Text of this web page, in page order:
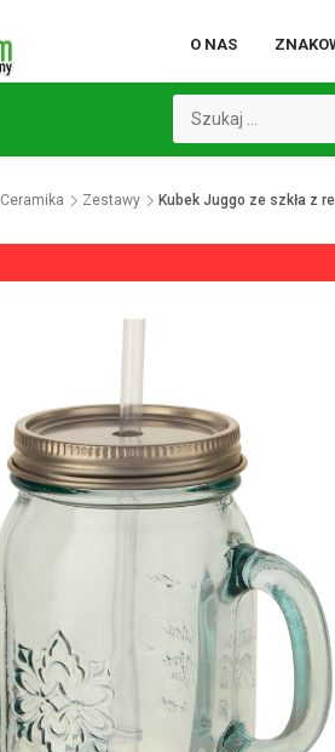
O NAS
Ceramika Zestawy Kubek Juggo ze szkła z